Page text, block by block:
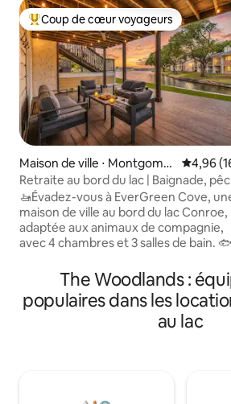
Coups de cœur voyageurs les plus
Coup de cœur voyageurs
Maison de ville ⋅ Montgomer
y
4,96
Retraite au bord du lac | Baignade,
et paddle
🚤Évadez-vous à EverGreen Cove,
maison de ville au bord du lac Conroe,
adaptée aux animaux de compagnie,
avec 4 chambres et 3 salles de bain.
crique, passez la journée à faire du
paddle board et à nager au large de la
digue, puis préparez le dîner au
barbecue pendant que le soleil se
The Woodlands :
populaires dans les
au lac